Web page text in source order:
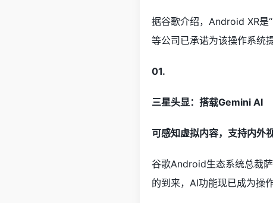
据谷歌介绍，Android XR是
等公司已承诺为该操作系统
01.
三星头显：搭载Gemini AI
可感知虚拟内容，支持内外
谷歌Android生态系统总裁
的到来，AI功能现已成为操